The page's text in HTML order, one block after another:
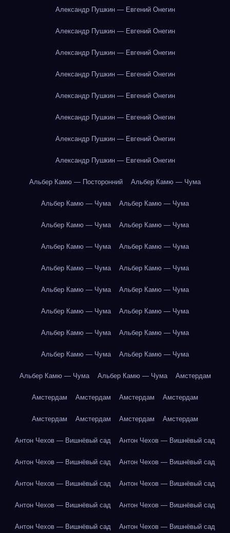
Александр Пушкин — Евгений Онегин
Александр Пушкин — Евгений Онегин
Александр Пушкин — Евгений Онегин
Александр Пушкин — Евгений Онегин
Александр Пушкин — Евгений Онегин
Александр Пушкин — Евгений Онегин
Александр Пушкин — Евгений Онегин
Александр Пушкин — Евгений Онегин
Альбер Камю — Посторонний Альбер Камю — Чума
Альбер Камю — Чума Альбер Камю — Чума
Альбер Камю — Чума Альбер Камю — Чума
Альбер Камю — Чума Альбер Камю — Чума
Альбер Камю — Чума Альбер Камю — Чума
Альбер Камю — Чума Альбер Камю — Чума
Альбер Камю — Чума Альбер Камю — Чума
Альбер Камю — Чума Альбер Камю — Чума
Альбер Камю — Чума Альбер Камю — Чума
Альбер Камю — Чума Альбер Камю — Чума Амстердам
Амстердам Амстердам Амстердам Амстердам
Амстердам Амстердам Амстердам Амстердам
Антон Чехов — Вишнёвый сад Антон Чехов — Вишнёвый сад
Антон Чехов — Вишнёвый сад Антон Чехов — Вишнёвый сад
Антон Чехов — Вишнёвый сад Антон Чехов — Вишнёвый сад
Антон Чехов — Вишнёвый сад Антон Чехов — Вишнёвый сад
Антон Чехов — Вишнёвый сад Антон Чехов — Вишнёвый сад